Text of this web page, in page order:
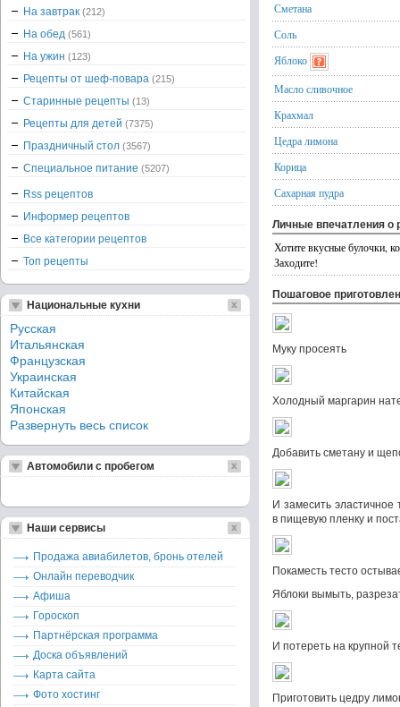
Сметана
Соль
Яблоко
Масло сливочное
Крахмал
Цедра лимона
Корица
Сахарная пудра
Личные впечатления о
Хотите вкусные булочки,
Заходите!
Пошаговое
Муку просеять
Холодный маргарин
Добавить сметану и
И замесить
в пищевую пленку и
Покаместь тесто
Яблоки вымыть,
И потереть на крупной
Приготовить цедру
На завтрак (212)
На обед (561)
На ужин (123)
Рецепты от шеф-повара (215)
Старинные рецепты (13)
Рецепты для детей (7375)
Праздничный стол (3567)
Специальное питание (5207)
Rss рецептов
Информер рецептов
Все категории рецептов
Топ рецепты
Национальные кухни
Русская
Итальянская
Французская
Украинская
Китайская
Японская
Развернуть весь список
Автомобили с пробегом
Наши сервисы
Продажа авиабилетов, бронь отелей
Онлайн переводчик
Афиша
Гороскоп
Партнёрская программа
Доска объявлений
Карта сайта
Фото хостинг